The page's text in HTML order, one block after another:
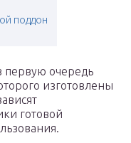
поддон
первую очередь
изготовлены
готовой